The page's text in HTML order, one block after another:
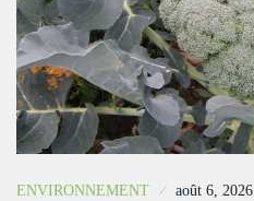
ENVIRONNEMENT août 6, 2026